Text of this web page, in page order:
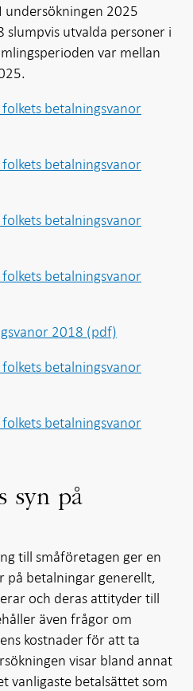
2025
utvalda personer i
var mellan
betalningsvanor
betalningsvanor
betalningsvanor
betalningsvanor
2018 (pdf)
betalningsvanor
betalningsvanor
syn på
till småföretagen ger en
på betalningar generellt,
och deras attityder till
även frågor om
kostnader för att ta
visar bland annat
vanligaste betalsättet som